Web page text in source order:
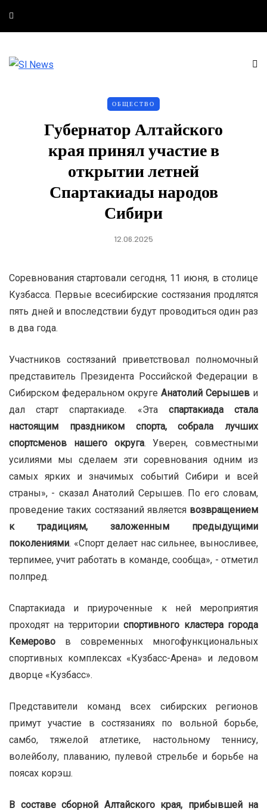
ОБЩЕСТВО
Губернатор Алтайского
края принял участие в
открытии летней
Спартакиады народов
Сибири
12.06.2025
Соревнования стартовали сегодня, 11 июня, в столице
Кузбасса. Первые всесибирские состязания продлятся
пять дней и впоследствии будут проводиться один раз
в два года.
Участников состязаний приветствовал полномочный
представитель Президента Российской Федерации в
Сибирском федеральном округе Анатолий Серышев и
дал старт спартакиаде. «Эта спартакиада стала
настоящим праздником спорта, собрала лучших
спортсменов нашего округа. Уверен, совместными
усилиями мы сделаем эти соревнования одним из
самых ярких и значимых событий Сибири и всей
страны», - сказал Анатолий Серышев. По его словам,
проведение таких состязаний является возвращением
к традициям, заложенным предыдущими
поколениями. «Спорт делает нас сильнее, выносливее,
терпимее, учит работать в команде, сообща», - отметил
полпред.
Спартакиада и приуроченные к ней мероприятия
проходят на территорииспортивного кластера города
Кемерово в современных многофункциональных
спортивных комплексах «Кузбасс-Арена» и ледовом
дворце «Кузбасс».
Представители команд всех сибирских регионов
примут участие в состязаниях по вольной борьбе,
самбо, тяжелой атлетике, настольному теннису,
волейболу, плаванию, пулевой стрельбе и борьбе на
поясах корэш.
В составе сборной Алтайского края, прибывшей на